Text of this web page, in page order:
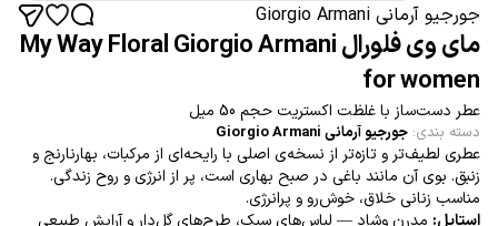
جورجیو آرمانی Giorgio Armani
مای وی فلورال My Way Floral Giorgio Armani
for women
عطر دست‌ساز با غلظت اکستریت حجم 50 میل
دسته بندی: جورجیو آرمانی Giorgio Armani
عطری لطیف‌تر و تازه‌تر از نسخه‌ی اصلی با رایحه‌ای از مرکبات، بهارنارنج و
زنبق. بوی آن مانند باغی در صبح بهاری است، پر از انرژی و روح زندگی.
مناسب زنانی خلاق، خوش‌رو و پرانرژی.